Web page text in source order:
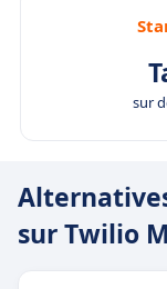
sur
sur Twilio